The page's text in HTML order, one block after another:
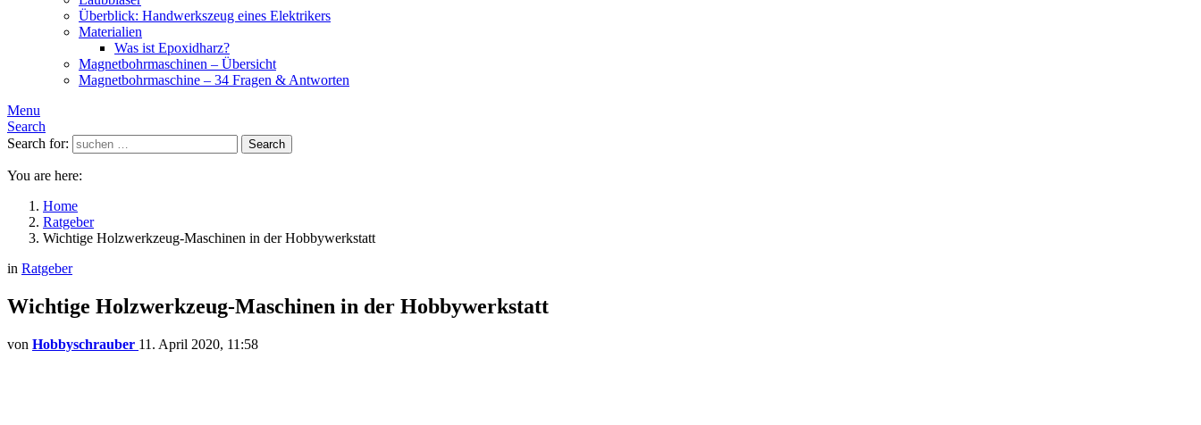
Überblick: Handwerkszeug eines Elektrikers
Materialien
Was ist Epoxidharz?
Magnetbohrmaschinen – Übersicht
Magnetbohrmaschine – 34 Fragen & Antworten
Menu
Search
Search for:
Search
You are here:
Home
Ratgeber
Wichtige Holzwerkzeug-Maschinen in der Hobbywerkstatt
in Ratgeber
Wichtige Holzwerkzeug-Maschinen in der Hobbywerkstatt
von Hobbyschrauber 11. April 2020, 11:58